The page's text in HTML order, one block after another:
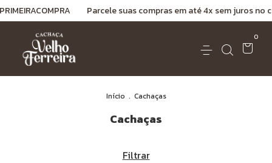
Parcele suas compras em até 4x sem juros no cartão de
0
Início . Cachaças
Cachaças
Filtrar